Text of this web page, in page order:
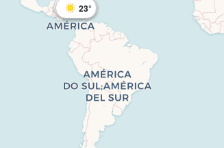
22°
22°
28°
23°
26°